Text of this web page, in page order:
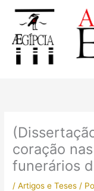
conteúdo
coração
funerários
/Artigos e Teses /